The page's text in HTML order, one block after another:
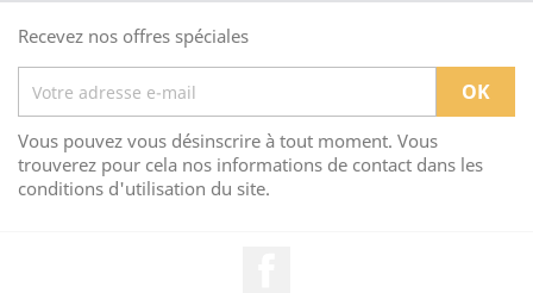
Recevez nos offres spéciales
Vous pouvez vous désinscrire à tout moment. Vous
trouverez pour cela nos informations de contact dans les
conditions d'utilisation du site.